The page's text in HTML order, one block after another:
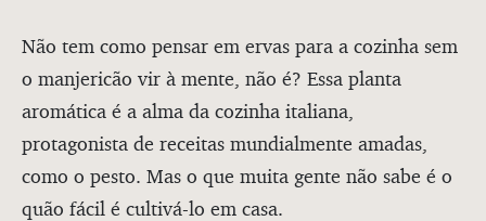
Não tem como pensar em ervas para a cozinha sem
o manjericão vir à mente, não é? Essa planta
aromática é a alma da cozinha italiana,
protagonista de receitas mundialmente amadas,
como o pesto. Mas o que muita gente não sabe é o
quão fácil é cultivá-lo em casa.